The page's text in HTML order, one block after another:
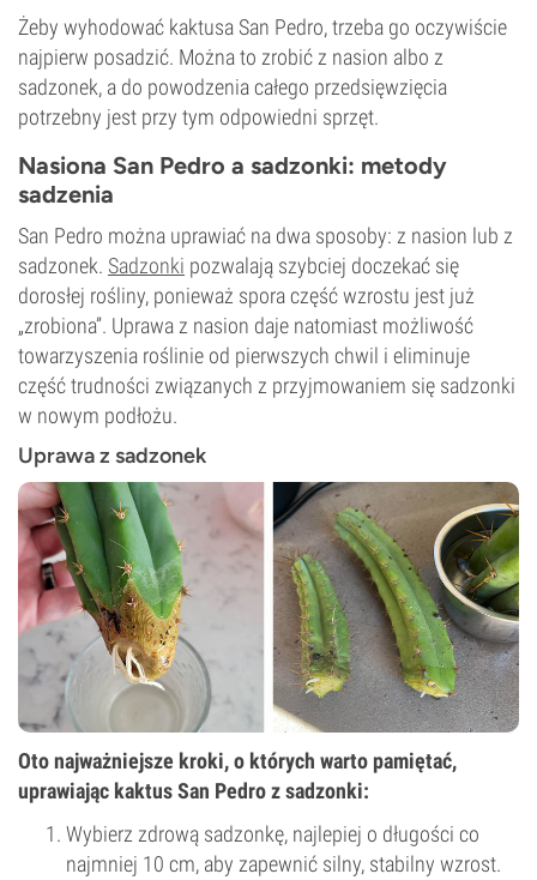
Żeby wyhodować kaktusa San Pedro, trzeba go oczywiście
najpierw posadzić. Można to zrobić z nasion albo z
sadzonek, a do powodzenia całego przedsięwzięcia
potrzebny jest przy tym odpowiedni sprzęt.
Nasiona San Pedro a sadzonki: metody
sadzenia
San Pedro można uprawiać na dwa sposoby: z nasion lub z
sadzonek. Sadzonki pozwalają szybciej doczekać się
dorosłej rośliny, ponieważ spora część wzrostu jest już
„zrobiona”. Uprawa z nasion daje natomiast możliwość
towarzyszenia roślinie od pierwszych chwil i eliminuje
część trudności związanych z przyjmowaniem się sadzonki
w nowym podłożu.
Uprawa z sadzonek
Oto najważniejsze kroki, o których warto pamiętać,
uprawiając kaktus San Pedro z sadzonki:
Wybierz zdrową sadzonkę, najlepiej o długości co
najmniej 10 cm, aby zapewnić silny, stabilny wzrost.